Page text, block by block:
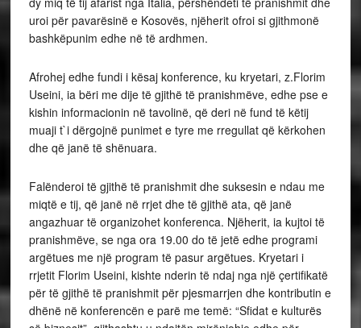
uroi për pavarësinë e Kosovës, njëherit ofroi si gjithmonë
bashkëpunim edhe në të ardhmen.
Afrohej edhe fundi i kësaj konference, ku kryetari, z.Florim
Useini, ia bëri me dije të gjithë të pranishmëve, edhe pse e
kishin informacionin në tavolinë, që deri në fund të këtij
muaji t`i dërgojnë punimet e tyre me rregullat që kërkohen
dhe që janë të shënuara.
Falënderoi të gjithë të pranishmit dhe suksesin e ndau me
miqtë e tij, që janë në rrjet dhe të gjithë ata, që janë
angazhuar të organizohet konferenca. Njëherit, ia kujtoi të
pranishmëve, se nga ora 19.00 do të jetë edhe programi
argëtues me një program të pasur argëtues. Kryetari i
rrjetit Florim Useini, kishte nderin të ndaj nga një çertifikatë
për të gjithë të pranishmit për pjesmarrjen dhe kontributin e
dhënë në konferencën e parë me temë: “Sfidat e kulturës